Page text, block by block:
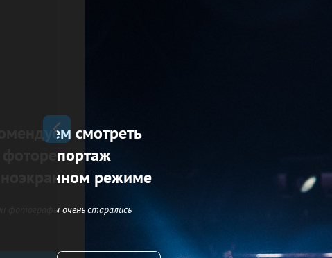
смотреть
фоторепортаж
режиме
фотографы очень старались